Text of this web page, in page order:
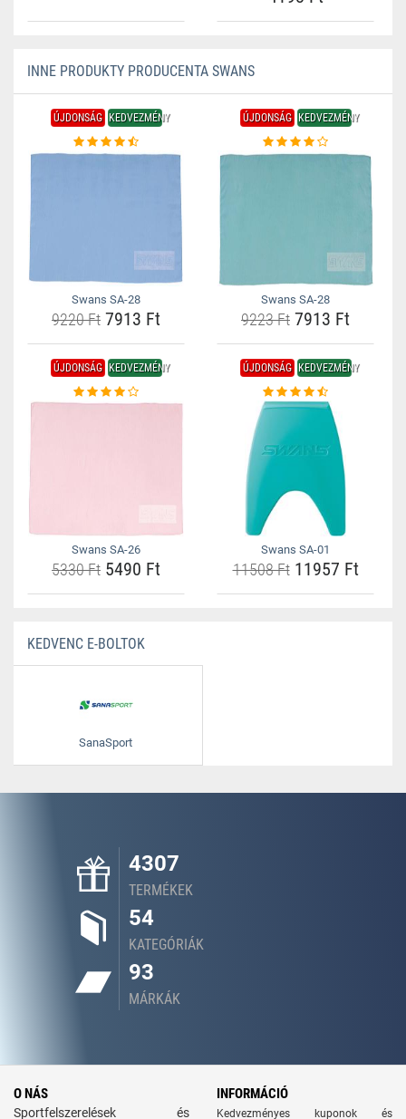
INNE PRODUKTY PRODUCENTA SWANS
ÚJDONSÁG KEDVEZMÉNY
Swans SA-28
9220 Ft 7913 Ft
ÚJDONSÁG KEDVEZMÉNY
Swans SA-28
9223 Ft 7913 Ft
ÚJDONSÁG KEDVEZMÉNY
Swans SA-26
5330 Ft 5490 Ft
ÚJDONSÁG KEDVEZMÉNY
Swans SA-01
11508 Ft11957 Ft
KEDVENC E-BOLTOK
SanaSport
4307
TERMÉKEK
54
KATEGÓRIÁK
93
MÁRKÁK
O NÁS
Sportfelszerelések és
INFORMÁCIÓ
Kedvezményes kuponok és